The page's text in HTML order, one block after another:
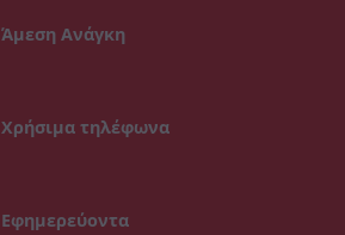
Άμεση Ανάγκη
Χρήσιμα τηλέφωνα
Εφημερεύοντα